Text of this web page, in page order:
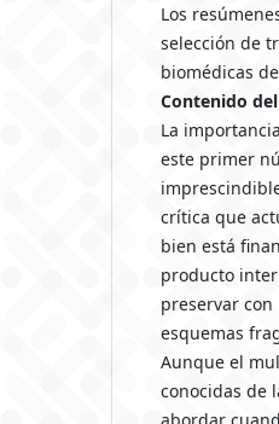
Los
selección de
biomédicas
Contenido
La
este primer
crítica que
bien está
producto
preservar
esquemas
Aunque el
conocidas de